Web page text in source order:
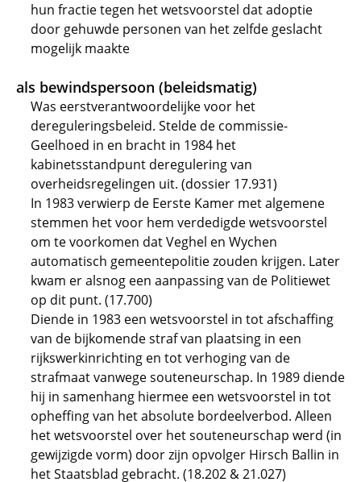
hun fractie tegen het wetsvoorstel dat adoptie
door gehuwde personen van het zelfde geslacht
mogelijk maakte
als bewindspersoon (beleidsmatig)
Was eerstverantwoordelijke voor het
dereguleringsbeleid. Stelde de commissie-
Geelhoed in en bracht in 1984 het
kabinetsstandpunt deregulering van
overheidsregelingen uit. (dossier 17.931)
In 1983 verwierp de Eerste Kamer met algemene
stemmen het voor hem verdedigde wetsvoorstel
om te voorkomen dat Veghel en Wychen
automatisch gemeentepolitie zouden krijgen. Later
kwam er alsnog een aanpassing van de Politiewet
op dit punt. (17.700)
Diende in 1983 een wetsvoorstel in tot afschaffing
van de bijkomende straf van plaatsing in een
rijkswerkinrichting en tot verhoging van de
strafmaat vanwege souteneurschap. In 1989 diende
hij in samenhang hiermee een wetsvoorstel in tot
opheffing van het absolute bordeelverbod. Alleen
het wetsvoorstel over het souteneurschap werd (in
gewijzigde vorm) door zijn opvolger Hirsch Ballin in
het Staatsblad gebracht. (18.202 & 21.027)